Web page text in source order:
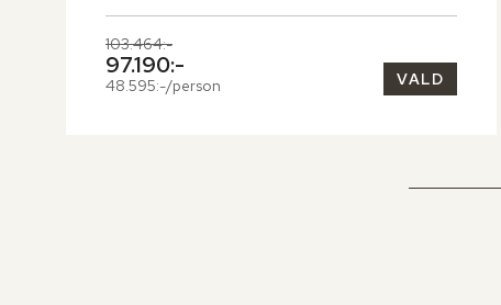
Tidigare pris,
103.464:-
Nuvarande pris,
97.190:-
48.595:-/person VALD